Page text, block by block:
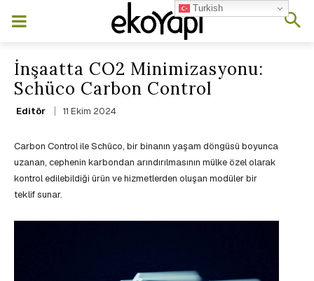
İnşaatta CO2 Minimizasyonu:
Schüco Carbon Control
Editör 11 Ekim 2024
Carbon Control ile Schüco, bir binanın yaşam döngüsü boyunca
uzanan, cephenin karbondan arındırılmasının mülke özel olarak
kontrol edilebildiği ürün ve hizmetlerden oluşan modüler bir
teklif sunar.
Turkish